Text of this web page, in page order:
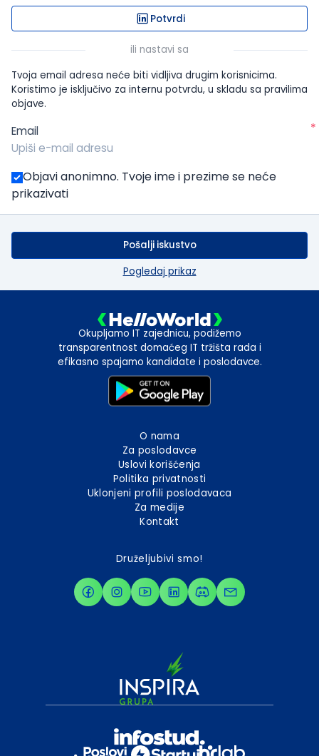
Potvrdi
ili nastavi sa
Tvoja email adresa neće biti vidljiva drugim korisnicima.
Koristimo je isključivo za internu potvrdu, u skladu sa pravilima
objave.
Email *
Objavi anonimno. Tvoje ime i prezime se neće
prikazivati
Pošalji iskustvo
Pogledaj prikaz
Okupljamo IT zajednicu, podižemo
transparentnost domaćeg IT tržišta rada i
efikasno spajamo kandidate i poslodavce.
O nama
Za poslodavce
Uslovi korišćenja
Politika privatnosti
Uklonjeni profili poslodavaca
Za medije
Kontakt
Druželjubivi smo!